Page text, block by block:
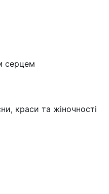
серцем
краси та жіночності